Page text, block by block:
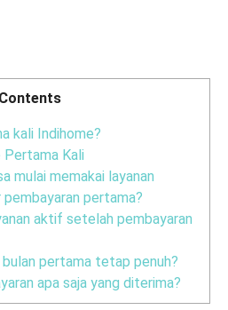
Contents
kali Indihome?
Pertama Kali
mulai memakai layanan
pertama?
aktif setelah pembayaran
pertama tetap penuh?
apa saja yang diterima?